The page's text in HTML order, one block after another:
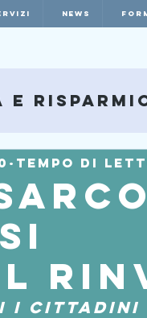
NEWS
e
Tempo di
i cittadini